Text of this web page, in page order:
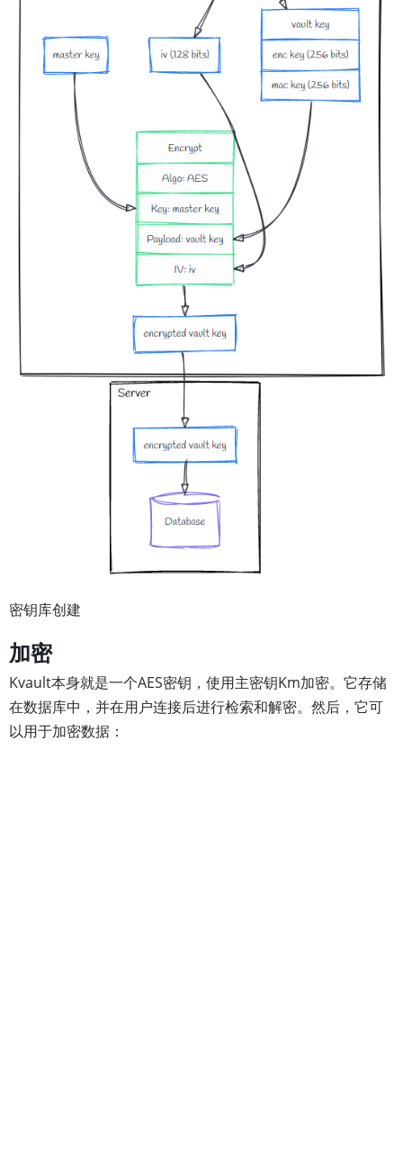
密钥库创建
加密
Kvault本身就是一个AES密钥，使用主密钥Km加密。它存储
在数据库中，并在用户连接后进行检索和解密。然后，它可
以用于加密数据：